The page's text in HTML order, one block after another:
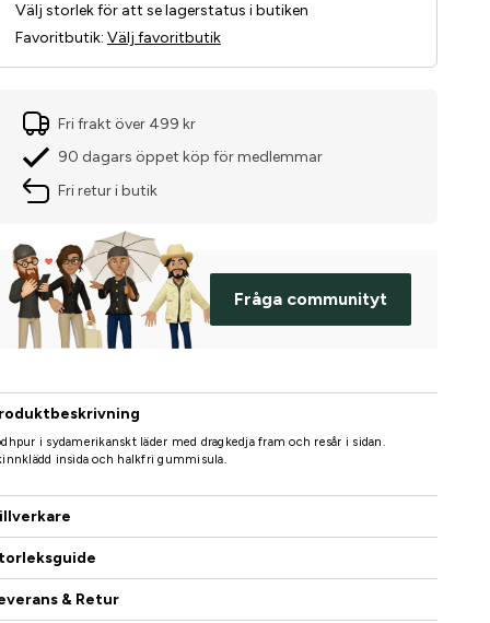
Välj storlek för att se lagerstatus i butiken
Favoritbutik: Välj favoritbutik
Fri frakt över 499 kr
90 dagars öppet köp för medlemmar
Fri retur i butik
Fråga communityt
i sydamerikanskt läder med dragkedja fram och resår i sidan.
insida och halkfri gummisula.
& Retur